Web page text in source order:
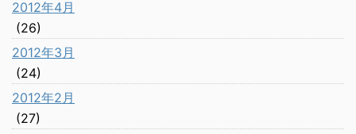
2012年4月
(26)
2012年3月
(24)
2012年2月
(27)